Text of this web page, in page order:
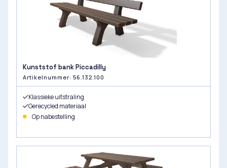
Kunststof bank Piccadilly
Artikelnummer: 56.132.100
Klassieke uitstraling
Gerecycled materiaal
Op nabestelling